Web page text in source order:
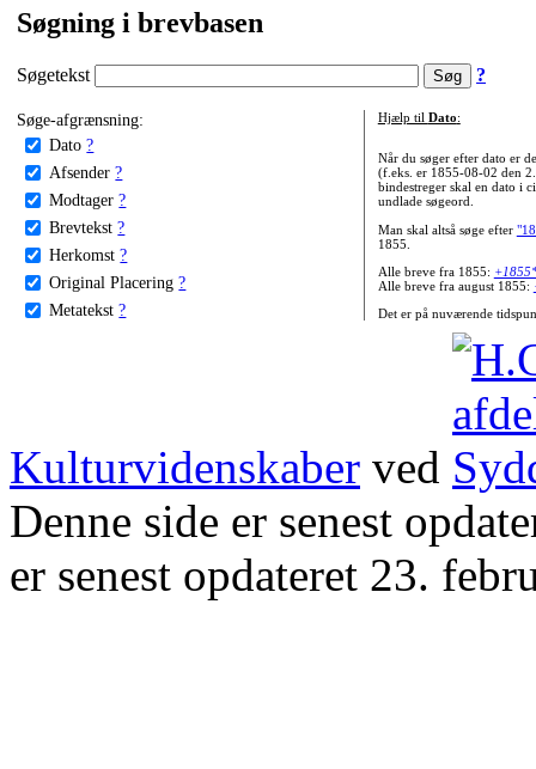
Søgning i brevbasen
Søgetekst ?
Søge-afgrænsning:
Dato ?
Afsender ?
Modtager ?
Brevtekst ?
Herkomst ?
Original Placering ?
Metatekst ?
Hjælp til Dato:
Når du søger efter dato er
(f.eks. er 1855-08-02 den
bindestreger skal en dato i
undlade søgeord.
Man skal altså søge efter
1855.
Alle breve fra 1855:
Alle breve fra august 1855:
Det er på nuværende
Kulturvidenskaber ved
Denne side er senest
er senest opdateret 23.